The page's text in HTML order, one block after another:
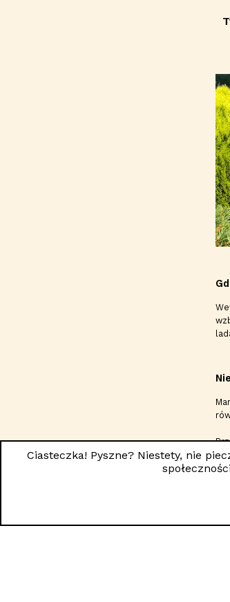
Ciasteczka! Pyszne? Niestety, nie
W